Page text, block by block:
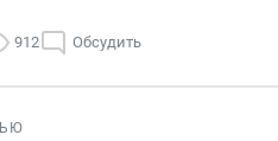
912 Обсудить